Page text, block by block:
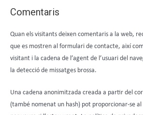
Comentaris
Quan els visitants deixen comentaris a la web,
que es mostren al formulari de contacte, així com
visitant i la cadena de l’agent de l’usuari del
la detecció de missatges brossa.
Una cadena anonimitzada creada a partir del
(també nomenat un hash) pot proporcionar-se